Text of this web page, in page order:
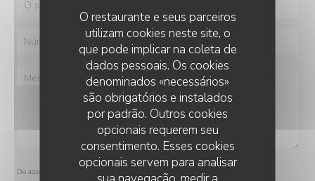
O restaurante e seus parceiros
utilizam cookies neste site, o
que pode implicar na coleta de
dados pessoais. Os cookies
denominados «necessários»
são obrigatórios e instalados
por padrão. Outros cookies
opcionais requerem seu
consentimento. Esses cookies
opcionais servem para analisar
De acordo com a legislação de proteção de dados, tem o direito de se opor a